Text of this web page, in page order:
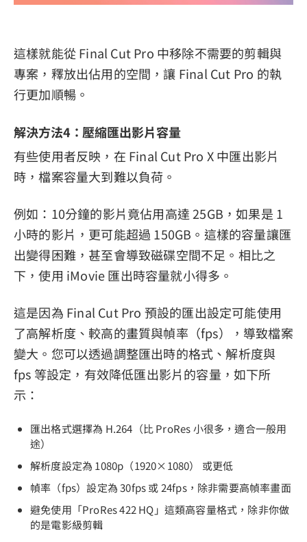
這樣就能從 Final Cut Pro 中移除不需要的剪輯與
專案，釋放出佔用的空間，讓 Final Cut Pro 的執
行更加順暢。
解決方法4：壓縮匯出影片容量
有些使用者反映，在 Final Cut Pro X 中匯出影片
時，檔案容量大到難以負荷。
例如：10分鐘的影片竟佔用高達 25GB，如果是 1
小時的影片，更可能超過 150GB。這樣的容量讓匯
出變得困難，甚至會導致磁碟空間不足。相比之
下，使用 iMovie 匯出時容量就小得多。
這是因為 Final Cut Pro 預設的匯出設定可能使用
了高解析度、較高的畫質與幀率（fps），導致檔案
變大。您可以透過調整匯出時的格式、解析度與
fps 等設定，有效降低匯出影片的容量，如下所
示：
匯出格式選擇為 H.264（比 ProRes 小很多，適合一般用
途）
解析度設定為 1080p（1920×1080） 或更低
幀率（fps）設定為 30fps 或 24fps，除非需要高幀率畫面
避免使用「ProRes 422 HQ」這類高容量格式，除非你做
的是電影級剪輯